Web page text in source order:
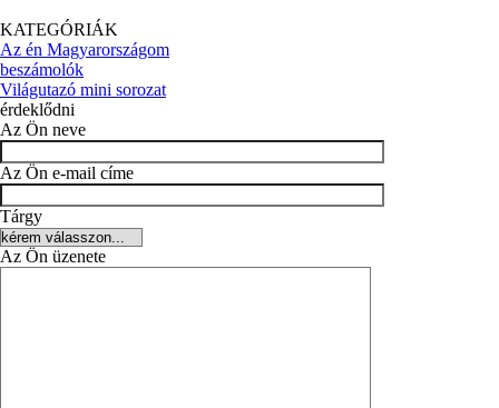
KATEGÓRIÁK
Az én Magyarországom
beszámolók
Világutazó mini sorozat
érdeklődni
Az Ön neve
Az Ön e-mail címe
Tárgy
Az Ön üzenete